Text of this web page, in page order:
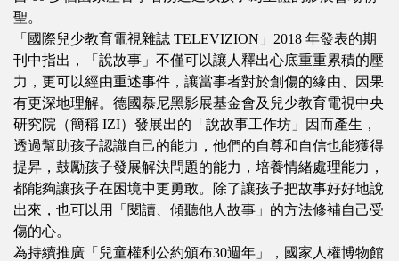
聖。
「國際兒少教育電視雜誌 TELEVIZION」2018 年發表的期
刊中指出，「說故事」不僅可以讓人釋出心底重重累積的壓
力，更可以經由重述事件，讓當事者對於創傷的緣由、因果
有更深地理解。德國慕尼黑影展基金會及兒少教育電視中央
研究院（簡稱 IZI）發展出的「說故事工作坊」因而產生，
透過幫助孩子認識自己的能力，他們的自尊和自信也能獲得
提昇，鼓勵孩子發展解決問題的能力，培養情緒處理能力，
都能夠讓孩子在困境中更勇敢。除了讓孩子把故事好好地說
出來，也可以用「閱讀、傾聽他人故事」的方法修補自己受
傷的心。
為持續推廣「兒童權利公約頒布30週年」，國家人權博物館